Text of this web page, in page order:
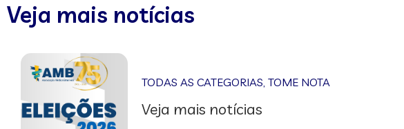
Veja mais notícias
TODAS AS CATEGORIAS,TOME NOTA
Veja mais notícias